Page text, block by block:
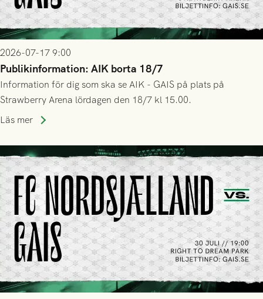
2026-07-17 9:00
Publikinformation: AIK borta 18/7
Information för dig som ska se AIK - GAIS på plats på
Strawberry Arena lördagen den 18/7 kl 15.00.
Läs mer